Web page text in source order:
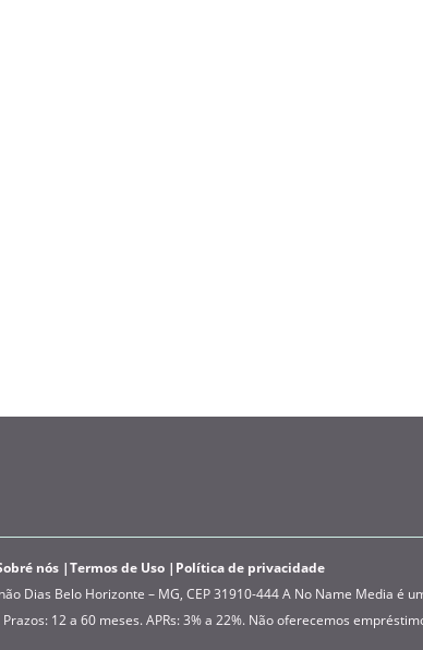
nós Termos de Uso
Política de privacidade
Dias Belo Horizonte – MG, CEP 31910-444 A No Name Media
12 a 60 meses. APRs: 3% a 22%. Não oferecemos